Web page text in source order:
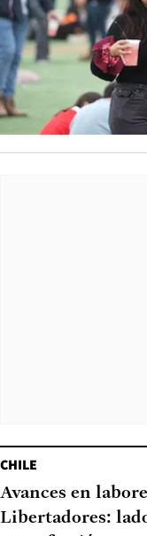
CHILE
Avances en
Libertadores: